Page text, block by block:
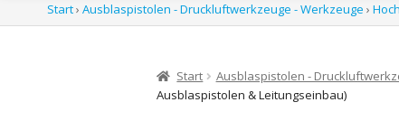
Alle Produkte
Start› Ausblaspistolen - Druckluftwerkzeuge - Werkzeuge ›
Start Ausblaspistolen -
Ausblaspistolen & Leitungseinbau)